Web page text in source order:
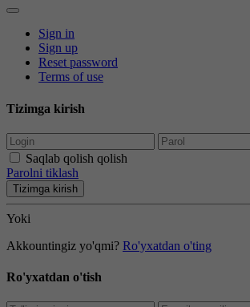
Sign in
Sign up
Reset password
Terms of use
Tizimga kirish
Saqlab qolish qolish
Parolni tiklash
Tizimga kirish
Yoki
Akkountingiz yo'qmi? Ro'yxatdan o'ting
Ro'yxatdan o'tish